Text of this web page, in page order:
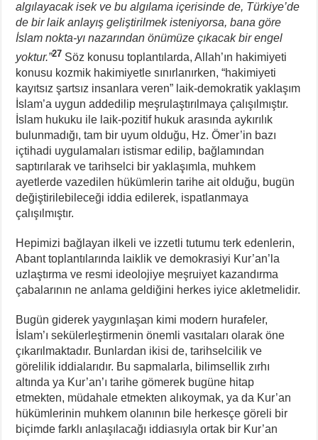
algılayacak isek ve bu algılama içerisinde de, Türkiye’de
de bir laik anlayış geliştirilmek isteniyorsa, bana göre
İslam nokta-yı nazarından önümüze çıkacak bir engel
yoktur.”27 Söz konusu toplantılarda, Allah’ın hakimiyeti
konusu kozmik hakimiyetle sınırlanırken, “hakimiyeti
kayıtsız şartsız insanlara veren” laik-demokratik yaklaşım
İslam’a uygun addedilip meşrulaştırılmaya çalışılmıştır.
İslam hukuku ile laik-pozitif hukuk arasında aykırılık
bulunmadığı, tam bir uyum olduğu, Hz. Ömer’in bazı
içtihadi uygulamaları istismar edilip, bağlamından
saptırılarak ve tarihselci bir yaklaşımla, muhkem
ayetlerde vazedilen hükümlerin tarihe ait olduğu, bugün
değiştirilebileceği iddia edilerek, ispatlanmaya
çalışılmıştır.
Hepimizi bağlayan ilkeli ve izzetli tutumu terk edenlerin,
Abant toplantılarında laiklik ve demokrasiyi Kur’an’la
uzlaştırma ve resmi ideolojiye meşruiyet kazandırma
çabalarının ne anlama geldiğini herkes iyice akletmelidir.
Bugün giderek yaygınlaşan kimi modern hurafeler,
İslam’ı sekülerleştirmenin önemli vasıtaları olarak öne
çıkarılmaktadır. Bunlardan ikisi de, tarihselcilik ve
görelilik iddialarıdır. Bu sapmalarla, bilimsellik zırhı
altında ya Kur’an’ı tarihe gömerek bugüne hitap
etmekten, müdahale etmekten alıkoymak, ya da Kur’an
hükümlerinin muhkem olanının bile herkesçe göreli bir
biçimde farklı anlaşılacağı iddiasıyla ortak bir Kur’an